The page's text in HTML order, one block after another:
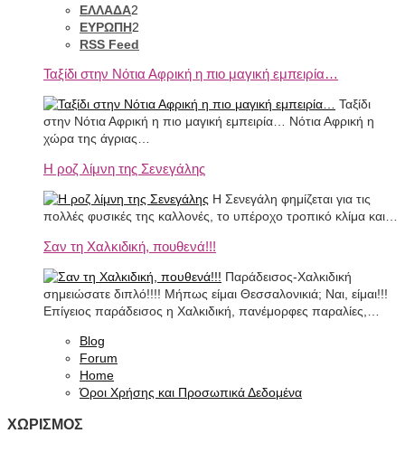
ΕΛΛΑΔΑ2
ΕΥΡΩΠΗ2
RSS Feed
Ταξίδι στην Νότια Αφρική η πιο μαγική εμπειρία…
Ταξίδι
στην Νότια Αφρική η πιο μαγική εμπειρία… Νότια Αφρική η
χώρα της άγριας…
Η ροζ λίμνη της Σενεγάλης
Η Σενεγάλη φημίζεται για τις
πολλές φυσικές της καλλονές, το υπέροχο τροπικό κλίμα και…
Σαν τη Χαλκιδική, πουθενά!!!
Παράδεισος-Χαλκιδική
σημειώσατε διπλό!!!! Μήπως είμαι Θεσσαλονικιά; Ναι, είμαι!!!
Επίγειος παράδεισος η Χαλκιδική, πανέμορφες παραλίες,…
Blog
Forum
Home
Όροι Χρήσης και Προσωπικά Δεδομένα
ΧΩΡΙΣΜΟΣ